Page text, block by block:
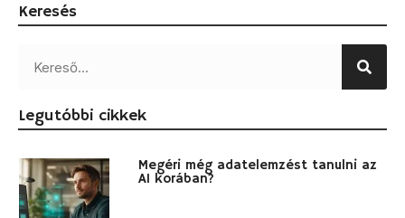
Keresés
Legutóbbi cikkek
Megéri még adatelemzést tanulni az
AI korában?